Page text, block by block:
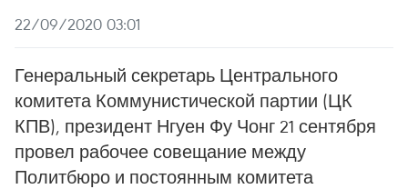
22/09/2020 03:01
Генеральный секретарь Центрального
комитета Коммунистической партии (ЦК
КПВ), президент Нгуен Фу Чонг 21 сентября
провел рабочее совещание между
Политбюро и постоянным комитета